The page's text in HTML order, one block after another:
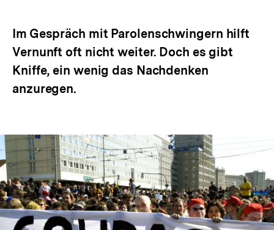
Im Gespräch mit Parolenschwingern hilft
Vernunft oft nicht weiter. Doch es gibt
Kniffe, ein wenig das Nachdenken
anzuregen.